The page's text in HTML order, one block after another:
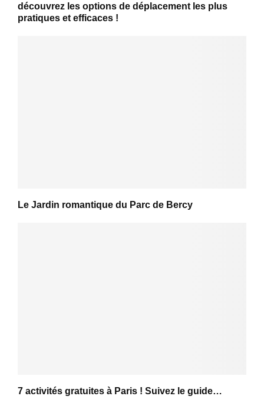
découvrez les options de déplacement les plus
pratiques et efficaces !
Le Jardin romantique du Parc de Bercy
7 activités gratuites à Paris ! Suivez le guide…